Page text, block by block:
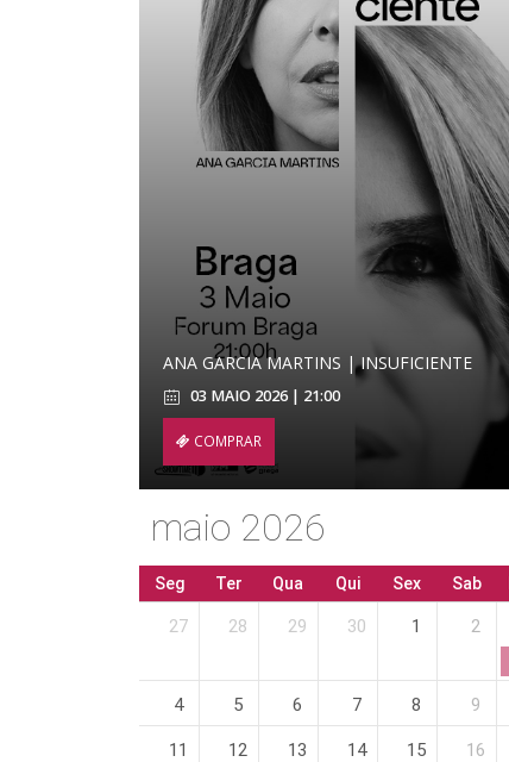
ANA GARCIA MARTINS | INSUFICIENTE
03 MAIO 2026 | 21:00
COMPRAR
maio 2026
Seg Ter Qua Qui Sex Sab
27 28 29 30 1 2
4 5 6 7 8 9
11 12 13 14 15 16